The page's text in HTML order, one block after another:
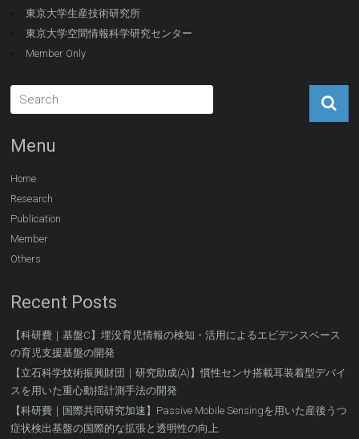
東京大学生産技術研究所
東京大学空間情報科学研究センター
Member Only
Menu
Home
Research
Publication
Member
Others
Recent Posts
【科研費｜基盤C】埋没育児情報の検知・活用によるエビデンスベース
の育児支援基盤の開発
【立石科学技術振興財団｜研究助成(A)】慣性センサ搭載耳装着型デバイ
スを用いた重心動揺計測手法の開発
【科研費｜国際共同研究加速】Passive Mobile Sensingを用いた産後うつ
症状検出基盤の国際的な拡張と透明性の向上